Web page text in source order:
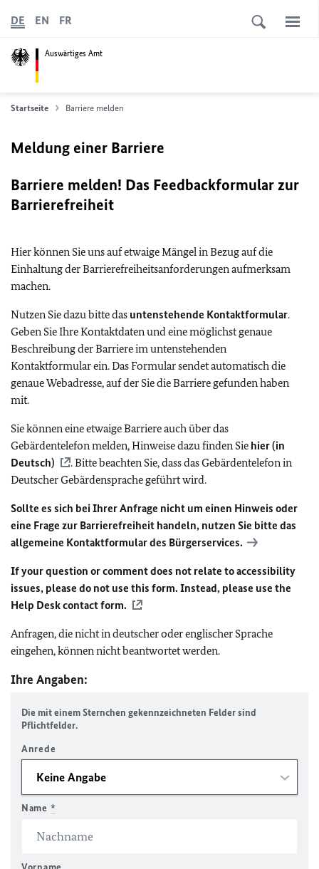
Auswärtiges Amt
DE EN FR
Startseite Barriere melden
Meldung einer Barriere
Barriere melden! Das Feedbackformular zur
Barrierefreiheit
Hier können Sie uns auf etwaige Mängel in Bezug auf die
Einhaltung der Barrierefreiheitsanforderungen aufmerksam
machen.
Nutzen Sie dazu bitte das untenstehende Kontaktformular.
Geben Sie Ihre Kontaktdaten und eine möglichst genaue
Beschreibung der Barriere im untenstehenden
Kontaktformular ein. Das Formular sendet automatisch die
genaue Webadresse, auf der Sie die Barriere gefunden haben
mit.
Sie können eine etwaige Barriere auch über das
Gebärdentelefon melden, Hinweise dazu finden Sie hier (in
Deutsch)
. Bitte beachten Sie, dass das Gebärdentelefon in
Deutscher Gebärdensprache geführt wird.
Sollte es sich bei Ihrer Anfrage nicht um einen Hinweis oder
eine Frage zur Barrierefreiheit handeln, nutzen Sie bitte das
allgemeine Kontaktformular des Bürgerservices.
If your question or comment does not relate to accessibility
issues, please do not use this form. Instead, please use the
Help Desk contact form.
Anfragen, die nicht in deutscher oder englischer Sprache
eingehen, können nicht beantwortet werden.
Ihre Angaben:
Die mit einem Sternchen gekennzeichneten Felder sind
Pflichtfelder.
Anrede
Name *